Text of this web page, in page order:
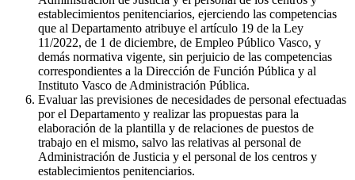
establecimientos penitenciarios, ejerciendo las competencias
que al Departamento atribuye el artículo 19 de la Ley
11/2022, de 1 de diciembre, de Empleo Público Vasco, y
demás normativa vigente, sin perjuicio de las competencias
correspondientes a la Dirección de Función Pública y al
Instituto Vasco de Administración Pública.
Evaluar las previsiones de necesidades de personal efectuadas
por el Departamento y realizar las propuestas para la
elaboración de la plantilla y de relaciones de puestos de
trabajo en el mismo, salvo las relativas al personal de
Administración de Justicia y el personal de los centros y
establecimientos penitenciarios.